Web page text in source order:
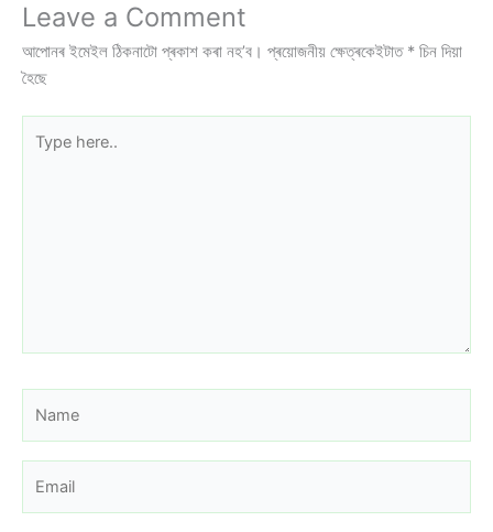
Leave a Comment
আপোনৰ ইমেইল ঠিকনাটো প্ৰকাশ কৰা নহ’ব। প্ৰয়োজনীয় ক্ষেত্ৰকেইটাত * চিন দিয়া
হৈছে
here..